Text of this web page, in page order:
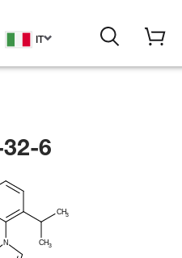
IT
6
CH3
CH3
N